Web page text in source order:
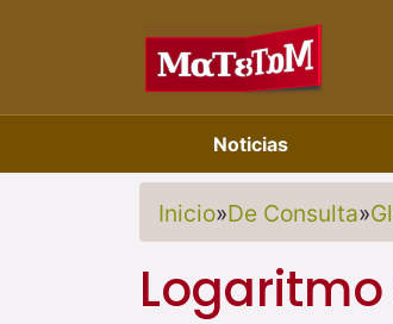
Noticias
Inicio»De Consulta»